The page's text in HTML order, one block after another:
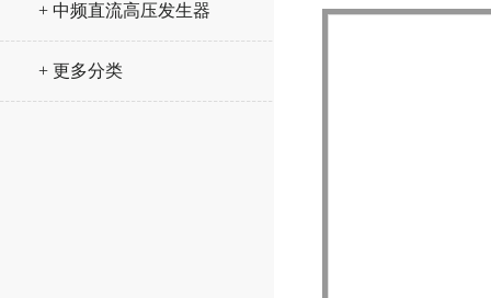
+ 中频直流高压发生器
+ 更多分类